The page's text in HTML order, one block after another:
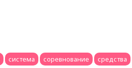
система соревнование средства